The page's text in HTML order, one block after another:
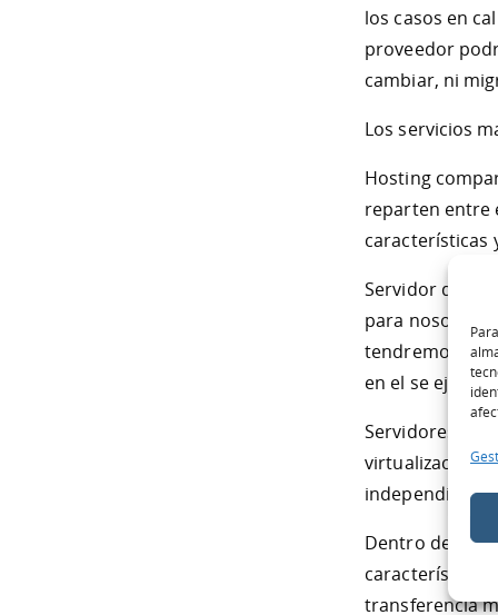
los casos en
proveedor
cambiar, ni
Los servicios
Hosting
reparten entre
características
Servidor
para nosotros,
tendremos
en el se
Servidores
independiente
Dentro de
características
transferencia